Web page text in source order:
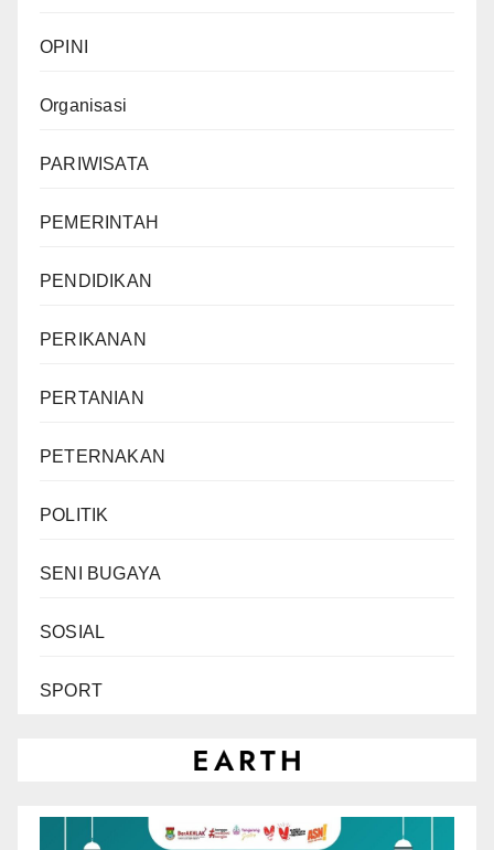
OPINI
Organisasi
PARIWISATA
PEMERINTAH
PENDIDIKAN
PERIKANAN
PERTANIAN
PETERNAKAN
POLITIK
SENI BUGAYA
SOSIAL
SPORT